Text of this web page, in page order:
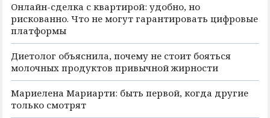
Онлайн-сделка с квартирой: удобно, но
рискованно. Что не могут гарантировать цифровые
платформы
Диетолог объяснила, почему не стоит бояться
молочных продуктов привычной жирности
Мариелена Мариарти: быть первой, когда другие
только смотрят